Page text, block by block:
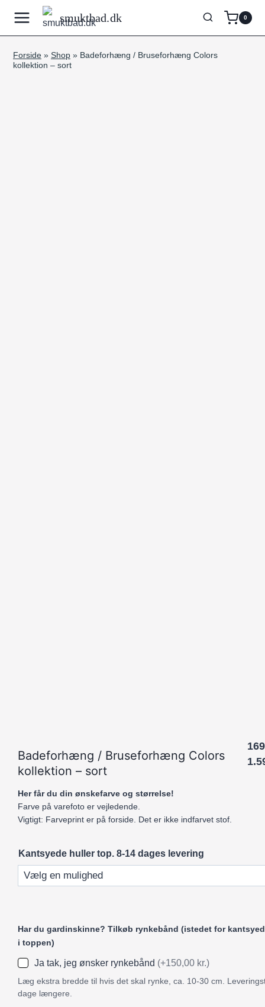
indhold
smuktbad.dk 0
Forside » Shop » Badeforhæng / Bruseforhæng Colors
kollektion – sort
Badeforhæng / Bruseforhæng Colors
kollektion – sort
Her får du din ønskefarve og størrelse!
Farve på varefoto er vejledende.
Vigtigt: Farveprint er på forside. Det er ikke indfarvet stof.
Kantsyede huller top. 8-14 dages levering
Har du gardinskinne? Tilkøb rynkebånd (istedet for
i toppen)
Ja tak, jeg ønsker rynkebånd (+150,00 kr.)
Læg ekstra bredde til hvis det skal rynke, ca. 10-30 cm.
dage længere.